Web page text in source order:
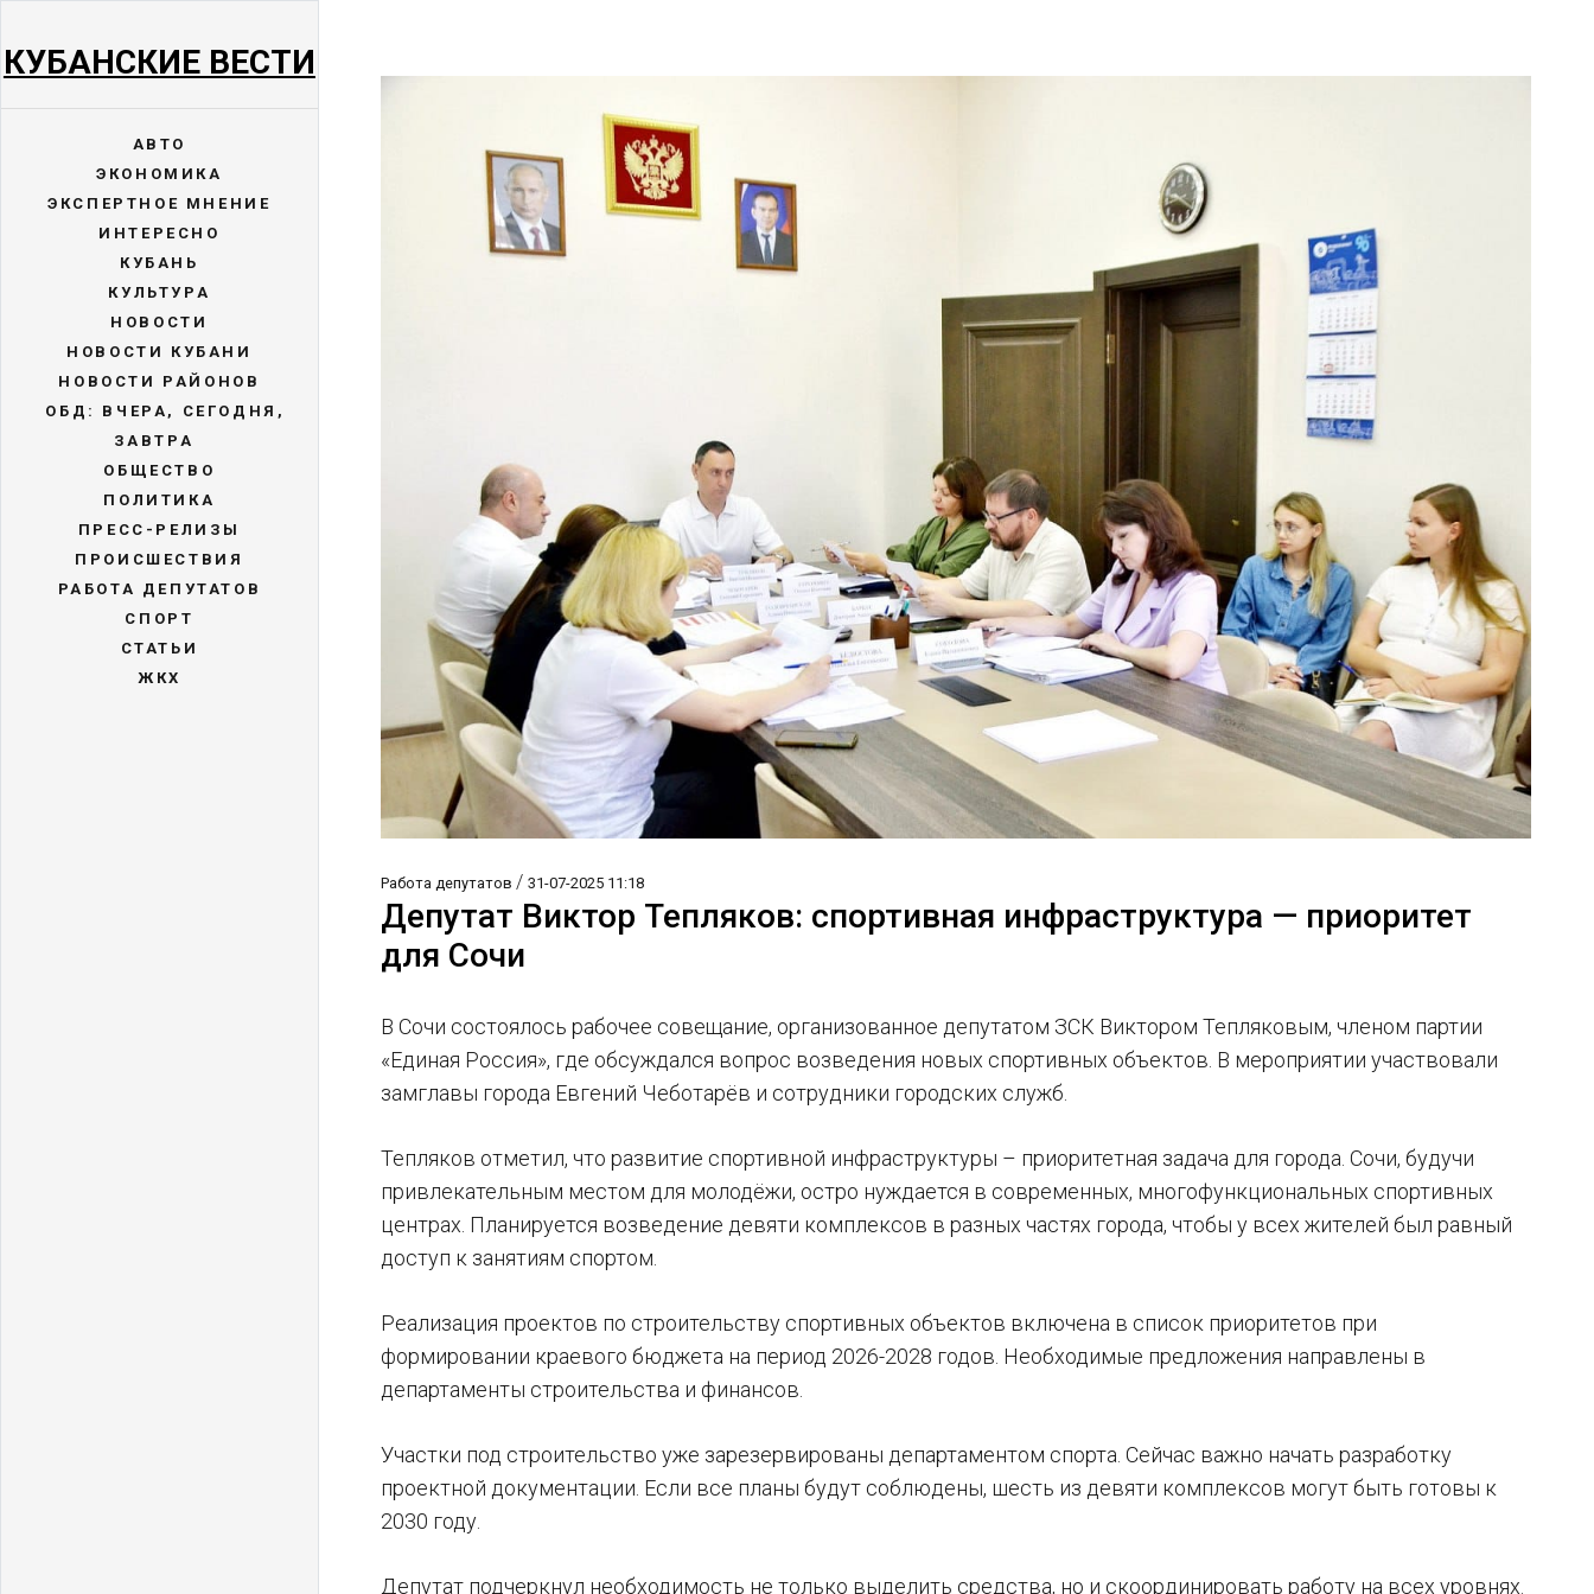
КУБАНСКИЕ ВЕСТИ
АВТО
ЭКОНОМИКА
ЭКСПЕРТНОЕ МНЕНИЕ
ИНТЕРЕСНО
КУБАНЬ
КУЛЬТУРА
НОВОСТИ
НОВОСТИ КУБАНИ
НОВОСТИ РАЙОНОВ
ОБД: ВЧЕРА, СЕГОДНЯ,
ЗАВТРА
ОБЩЕСТВО
ПОЛИТИКА
ПРЕСС-РЕЛИЗЫ
ПРОИСШЕСТВИЯ
РАБОТА ДЕПУТАТОВ
СПОРТ
СТАТЬИ
ЖКХ
Работа депутатов /31-07-2025 11:18
Депутат Виктор Тепляков: спортивная инфраструктура — приоритет
для Сочи
В Сочи состоялось рабочее совещание, организованное депутатом ЗСК Виктором Тепляковым, членом партии
«Единая Россия», где обсуждался вопрос возведения новых спортивных объектов. В мероприятии участвовали
замглавы города Евгений Чеботарёв и сотрудники городских служб.
Тепляков отметил, что развитие спортивной инфраструктуры – приоритетная задача для города. Сочи, будучи
привлекательным местом для молодёжи, остро нуждается в современных, многофункциональных спортивных
центрах. Планируется возведение девяти комплексов в разных частях города, чтобы у всех жителей был равный
доступ к занятиям спортом.
Реализация проектов по строительству спортивных объектов включена в список приоритетов при
формировании краевого бюджета на период 2026-2028 годов. Необходимые предложения направлены в
департаменты строительства и финансов.
Участки под строительство уже зарезервированы департаментом спорта. Сейчас важно начать разработку
проектной документации. Если все планы будут соблюдены, шесть из девяти комплексов могут быть готовы к
2030 году.
Депутат подчеркнул необходимость не только выделить средства, но и скоординировать работу на всех уровнях.